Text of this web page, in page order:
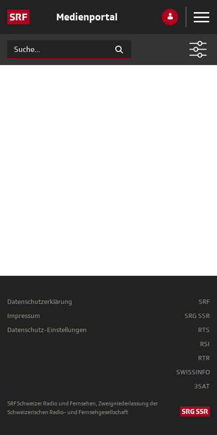
Medienportal
Datenschutzerklärung
Impressum
Datenschutz-Einstellungen
SRF
SRG SSR
RTS
RSI
RTR
SWISSINFO
3SAT
SRF Schweizer Radio und Fernsehen, Zweigniederlassung der
Schweizerischen Radio- und Fernsehgesellschaft